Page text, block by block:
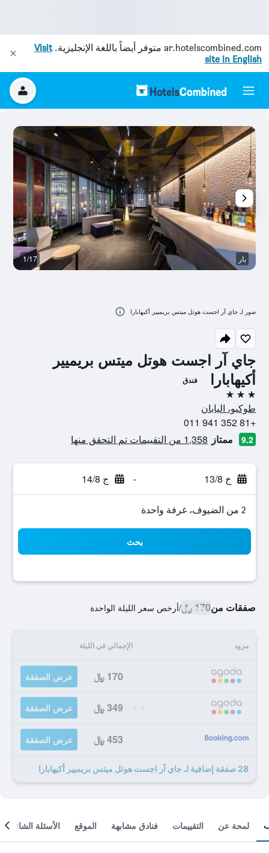
ar.hotelscombined.com متوفر أيضاً باللغة الإنجليزية.Visit
site in English
جاي آر اجست هوتل ميتس بريميير
أكيهابارا
فندق
3 نجوم
طوكيو، اليابان
+81 352 941 011
9.2 ممتاز 1,358 من التقييمات تم التحقق منها
خ 13/8 - ج 14/8
2 من الضيوف، غرفة واحدة
بحث
صفقات من170 ﷼ /أرخص سعر الليلة الواحدة
مزود الإجمالي في الليلة
170 ﷼ عرض الصفقة
349 ﷼ عرض الصفقة
453 ﷼ عرض الصفقة
28 صفقة إضافية لـ جاي آر اجست هوتل ميتس بريميير أكيهابارا
بار 1/17
صور لـ جاي آر اجست هوتل ميتس بريميير أكيهابارا
لمحة عن التقييمات فنادق مشابهة الموقع الأسئلة الشائعة